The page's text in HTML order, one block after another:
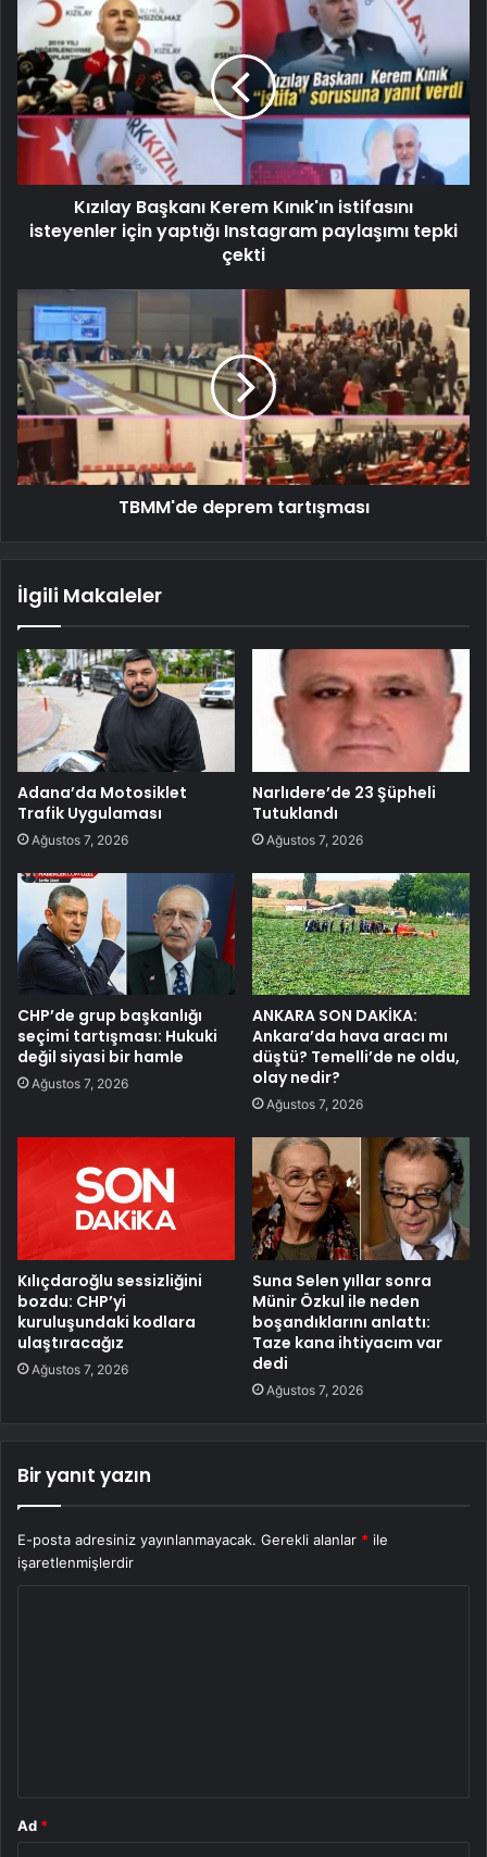
Kızılay Başkanı Kerem Kınık'ın istifasını
isteyenler için yaptığı Instagram paylaşımı tepki
çekti
TBMM'de deprem tartışması
İlgili Makaleler
Adana’da Motosiklet
Trafik Uygulaması
Ağustos 7, 2026
Narlıdere’de 23 Şüpheli
Tutuklandı
Ağustos 7, 2026
CHP’de grup başkanlığı
seçimi tartışması: Hukuki
değil siyasi bir hamle
Ağustos 7, 2026
ANKARA SON DAKİKA:
Ankara’da hava aracı mı
düştü? Temelli’de ne oldu,
olay nedir?
Ağustos 7, 2026
Kılıçdaroğlu sessizliğini
bozdu: CHP’yi
kuruluşundaki kodlara
ulaştıracağız
Ağustos 7, 2026
Suna Selen yıllar sonra
Münir Özkul ile neden
boşandıklarını anlattı:
Taze kana ihtiyacım var
dedi
Ağustos 7, 2026
Bir yanıt yazın
E-posta adresiniz yayınlanmayacak. Gerekli alanlar * ile
işaretlenmişlerdir
Ad *